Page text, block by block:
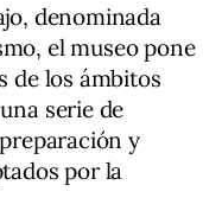
denominada
el museo pone
de los ámbitos
serie de
y
por la